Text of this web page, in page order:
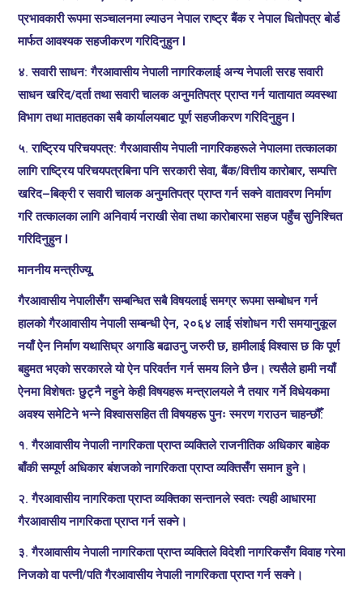
प्रभावकारी रूपमा सञ्चालनमा ल्याउन नेपाल राष्ट्र बैंक र नेपाल धितोपत्र बोर्ड
मार्फत आवश्यक सहजीकरण गरिदिनुहुन l
४. सवारी साधन: गैरआवासीय नेपाली नागरिकलाई अन्य नेपाली सरह सवारी
साधन खरिद/दर्ता तथा सवारी चालक अनुमतिपत्र प्राप्त गर्न यातायात व्यवस्था
विभाग तथा मातहतका सबै कार्यालयबाट पूर्ण सहजीकरण गरिदिनुहुन l
५. राष्ट्रिय परिचयपत्र: गैरआवासीय नेपाली नागरिकहरूले नेपालमा तत्कालका
लागि राष्ट्रिय परिचयपत्रबिना पनि सरकारी सेवा, बैंक/वित्तीय कारोबार, सम्पत्ति
खरिद–बिक्री र सवारी चालक अनुमतिपत्र प्राप्त गर्न सक्ने वातावरण निर्माण
गरि तत्कालका लागि अनिवार्य नराखी सेवा तथा कारोबारमा सहज पहुँच सुनिश्चित
गरिदिनुहुन l
माननीय मन्त्रीज्यू,
गैरआवासीय नेपालीसँग सम्बन्धित सबै विषयलाई समग्र रूपमा सम्बोधन गर्न
हालको गैरआवासीय नेपाली सम्बन्धी ऐन, २०६४ लाई संशोधन गरी समयानुकूल
नयाँ ऐन निर्माण यथासिघ्र अगाडि बढाउनु जरुरी छ, हामीलाई विश्वास छ कि पूर्ण
बहुमत भएको सरकारले यो ऐन परिवर्तन गर्न समय लिने छैन। त्यसैले हामी नयाँ
ऐनमा विशेषतः छुट्नै नहुने केही विषयहरू मन्त्रालयले नै तयार गर्ने विधेयकमा
अवश्य समेटिने भन्ने विश्वाससहित ती विषयहरू पुनः स्मरण गराउन चाहन्छौँ:
१. गैरआवासीय नेपाली नागरिकता प्राप्त व्यक्तिले राजनीतिक अधिकार बाहेक
बाँकी सम्पूर्ण अधिकार बंशजको नागरिकता प्राप्त व्यक्तिसँग समान हुने।
२. गैरआवासीय नागरिकता प्राप्त व्यक्तिका सन्तानले स्वतः त्यही आधारमा
गैरआवासीय नागरिकता प्राप्त गर्न सक्ने।
३. गैरआवासीय नेपाली नागरिकता प्राप्त व्यक्तिले विदेशी नागरिकसँग विवाह गरेमा
निजको वा पत्नी/पति गैरआवासीय नेपाली नागरिकता प्राप्त गर्न सक्ने।